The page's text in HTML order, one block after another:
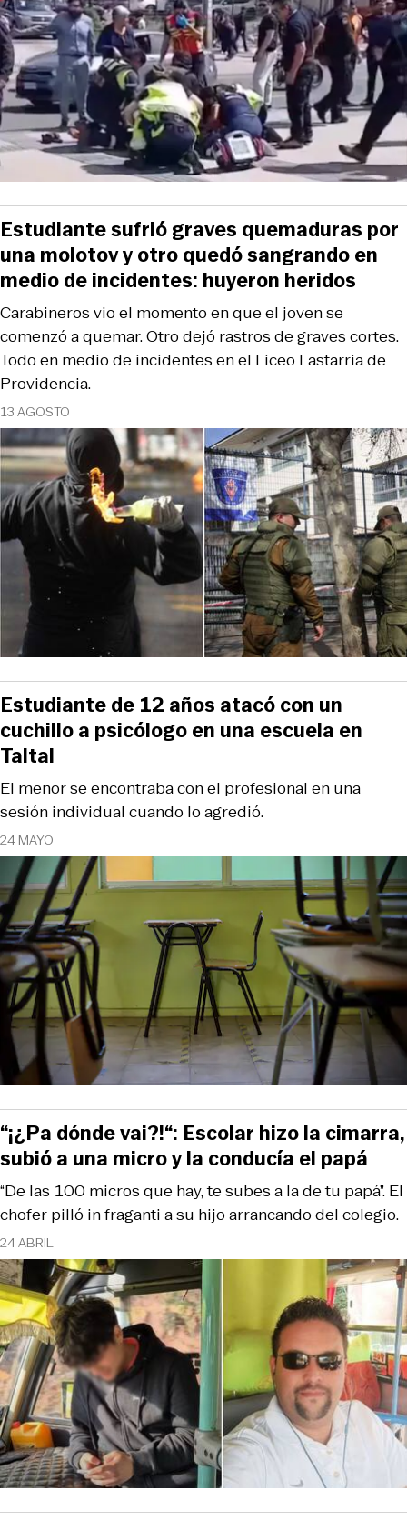
13 AGOSTO
Carabineros vio el momento en que el joven se
comenzó a quemar. Otro dejó rastros de graves cortes.
Todo en medio de incidentes en el Liceo Lastarria de
Providencia.
Estudiante sufrió graves quemaduras por
una molotov y otro quedó sangrando en
medio de incidentes: huyeron heridos
24 MAYO
El menor se encontraba con el profesional en una
sesión individual cuando lo agredió.
Estudiante de 12 años atacó con un
cuchillo a psicólogo en una escuela en
Taltal
24 ABRIL
“De las 100 micros que hay, te subes a la de tu papá”. El
chofer pilló in fraganti a su hijo arrancando del colegio.
“¡¿Pa dónde vai?!“: Escolar hizo la cimarra,
subió a una micro y la conducía el papá